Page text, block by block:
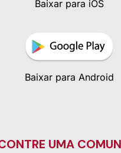
Baixar para iOS
Baixar para Android
UMA